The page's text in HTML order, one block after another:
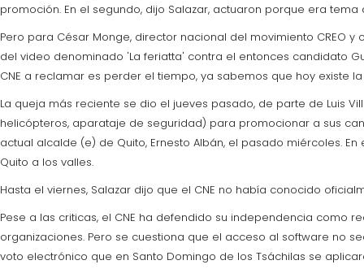
promoción. En el segundo, dijo Salazar, actuaron porque era
Pero para César Monge, director nacional del movimiento CREO
del video denominado 'La feriatta' contra el entonces candidato
CNE a reclamar es perder el tiempo, ya sabemos que hoy existe
La queja más reciente se dio el jueves pasado, de parte de Luis
helicópteros, aparataje de seguridad) para promocionar a sus
actual alcalde (e) de Quito, Ernesto Albán, el pasado miércoles.
Quito a los valles.
Hasta el viernes, Salazar dijo que el CNE no había conocido
Pese a las criticas, el CNE ha defendido su independencia
organizaciones. Pero se cuestiona que el acceso al software no
voto electrónico que en Santo Domingo de los Tsáchilas se